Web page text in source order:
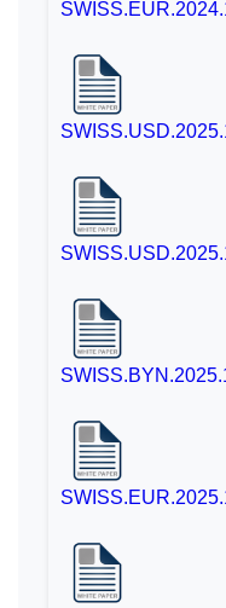
Вопрос
Согласиена